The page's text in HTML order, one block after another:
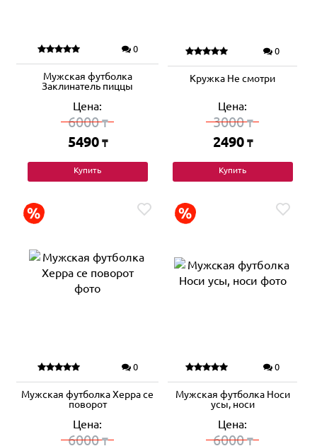
0
Мужская футболка
Заклинатель пиццы
Цена:
6000₸
5490 ₸
Купить
0
Кружка Не смотри
Цена:
3000₸
2490 ₸
Купить
0
Мужская футболка Херра се
поворот
Цена:
6000₸
0
Мужская футболка Носи
усы, носи
Цена:
6000₸